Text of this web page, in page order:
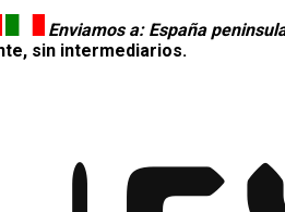
Enviamos a: España
sin intermediarios.